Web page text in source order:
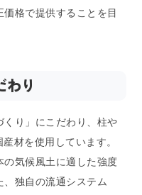
格で提供することを目
わり
くり」にこだわり、柱や
材を使用しています。
気候風土に適した強度
独自の流通システム